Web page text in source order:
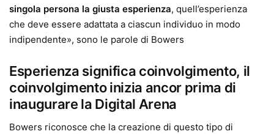
singola persona la giusta esperienza, quell’esperienza
che deve essere adattata a ciascun individuo in modo
indipendente», sono le parole di Bowers
Esperienza significa coinvolgimento, il
coinvolgimento inizia ancor prima di
inaugurare la Digital Arena
Bowers riconosce che la creazione di questo tipo di